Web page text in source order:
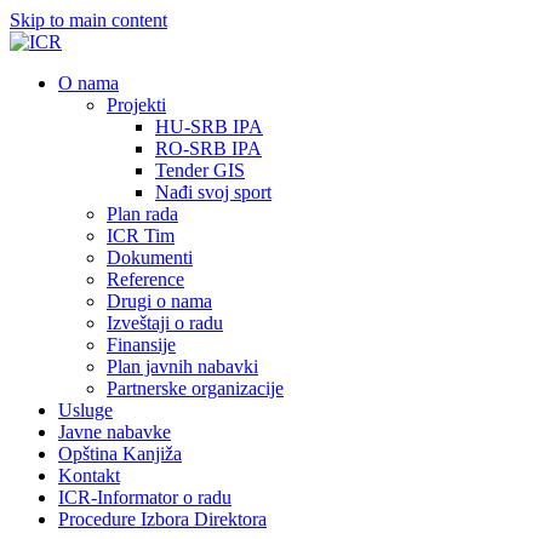
Skip to main content
О nama
Projekti
HU-SRB IPA
RO-SRB IPA
Tender GIS
Nađi svoj sport
Plan rada
ICR Tim
Dokumenti
Reference
Drugi o nama
Izveštaji o radu
Finansije
Plan javnih nabavki
Partnerske organizacije
Usluge
Javne nabavke
Opština Kanjiža
Kontakt
ICR-Informator o radu
Procedure Izbora Direktora